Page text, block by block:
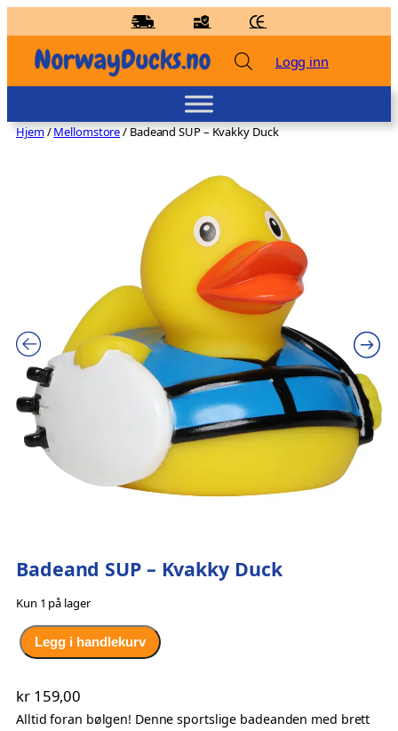
Badeand Amor – Kvakky Duck
kr139,00 LEGG TIL
til
innhold
Logg inn
Hjem/Mellomstore/ Badeand SUP – Kvakky Duck
Badeand SUP – Kvakky Duck
Kun 1 på lager
B
a
e
a
Legg i handlekurv
kr159,00
Alltid foran bølgen! Denne sportslige badeanden med brett